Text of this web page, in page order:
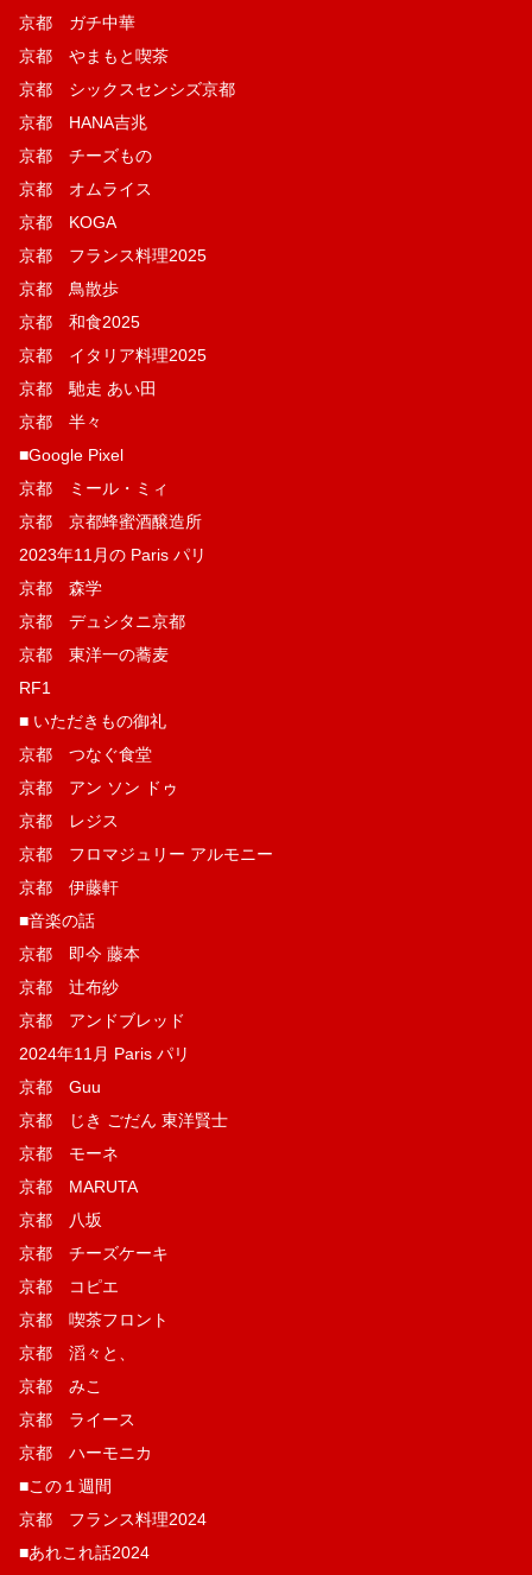
京都 ガチ中華
京都 やまもと喫茶
京都 シックスセンシズ京都
京都 HANA吉兆
京都 チーズもの
京都 オムライス
京都 KOGA
京都 フランス料理2025
京都 鳥散歩
京都 和食2025
京都 イタリア料理2025
京都 馳走 あい田
京都 半々
■Google Pixel
京都 ミール・ミィ
京都 京都蜂蜜酒醸造所
2023年11月の Paris パリ
京都 森学
京都 デュシタニ京都
京都 東洋一の蕎麦
RF1
■ いただきもの御礼
京都 つなぐ食堂
京都 アン ソン ドゥ
京都 レジス
京都 フロマジュリー アルモニー
京都 伊藤軒
■音楽の話
京都 即今 藤本
京都 辻布紗
京都 アンドブレッド
2024年11月 Paris パリ
京都 Guu
京都 じき ごだん 東洋賢士
京都 モーネ
京都 MARUTA
京都 八坂
京都 チーズケーキ
京都 コピエ
京都 喫茶フロント
京都 滔々と、
京都 みこ
京都 ライース
京都 ハーモニカ
■この１週間
京都 フランス料理2024
■あれこれ話2024